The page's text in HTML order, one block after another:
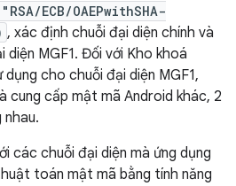
ECB/OAEPwithSHA-
, xác định chuỗi đại diện chính và
MGF1. Đối với Kho khoá
cho chuỗi đại diện MGF1,
cung cấp mật mã Android khác, 2
nhau.
các chuỗi đại diện mà ứng dụng
toán mật mã bằng tính năng